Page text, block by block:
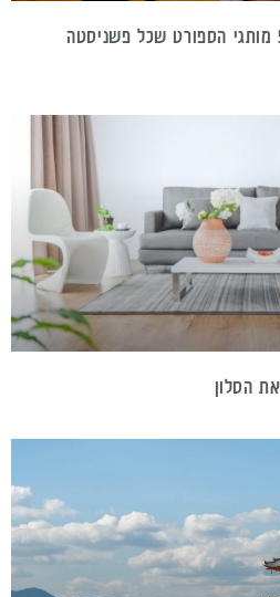
פעילות גופנית בסטייל: 5 מותגי הספורט שכל פשניסטה